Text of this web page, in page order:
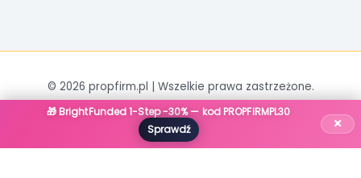
© 2026 propfirm.pl | Wszelkie prawa zastrzeżone.
🎁 BrightFunded 1-Step -30% — kod PROPFIRMPL30
Sprawdź
×